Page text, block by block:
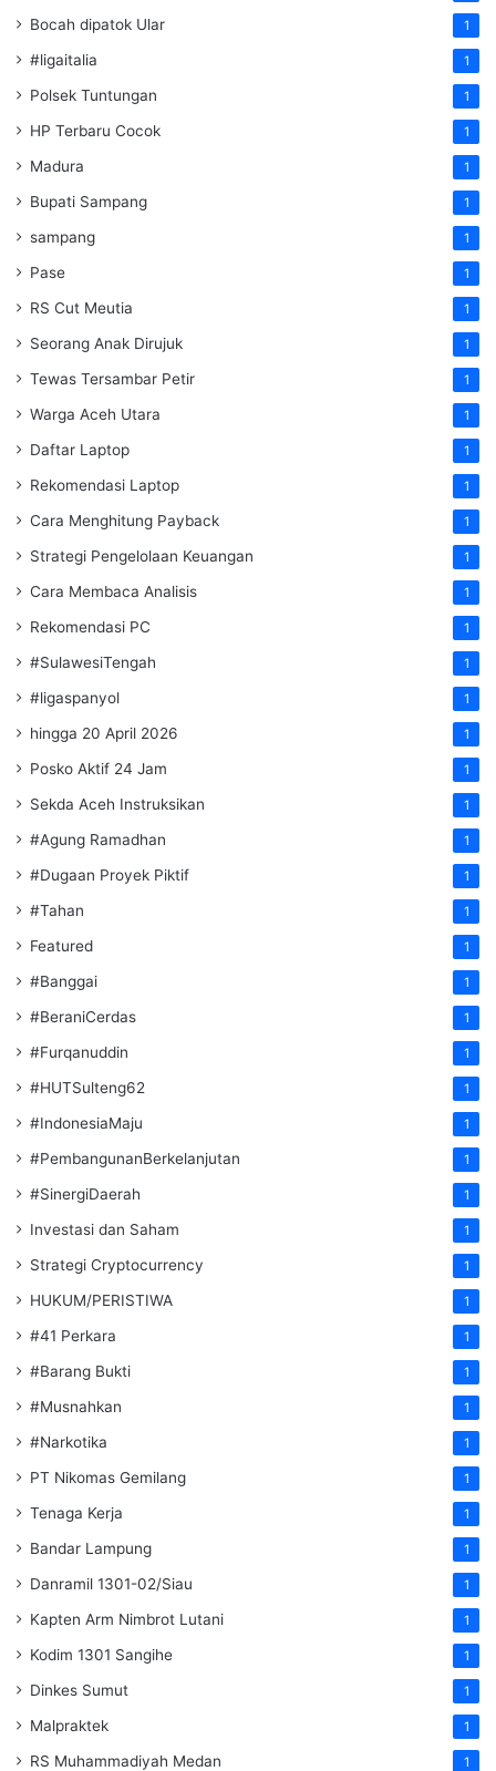
Bocah dipatok Ular 1
#ligaitalia 1
Polsek Tuntungan 1
HP Terbaru Cocok 1
Madura 1
Bupati Sampang 1
sampang 1
Pase 1
RS Cut Meutia 1
Seorang Anak Dirujuk 1
Tewas Tersambar Petir 1
Warga Aceh Utara 1
Daftar Laptop 1
Rekomendasi Laptop 1
Cara Menghitung Payback 1
Strategi Pengelolaan Keuangan 1
Cara Membaca Analisis 1
Rekomendasi PC 1
#SulawesiTengah 1
#ligaspanyol 1
hingga 20 April 2026 1
Posko Aktif 24 Jam 1
Sekda Aceh Instruksikan 1
#Agung Ramadhan 1
#Dugaan Proyek Piktif 1
#Tahan 1
Featured 1
#Banggai 1
#BeraniCerdas 1
#Furqanuddin 1
#HUTSulteng62 1
#IndonesiaMaju 1
#PembangunanBerkelanjutan 1
#SinergiDaerah 1
Investasi dan Saham 1
Strategi Cryptocurrency 1
HUKUM/PERISTIWA 1
#41 Perkara 1
#Barang Bukti 1
#Musnahkan 1
#Narkotika 1
PT Nikomas Gemilang 1
Tenaga Kerja 1
Bandar Lampung 1
Danramil 1301-02/Siau 1
Kapten Arm Nimbrot Lutani 1
Kodim 1301 Sangihe 1
Dinkes Sumut 1
Malpraktek 1
RS Muhammadiyah Medan 1